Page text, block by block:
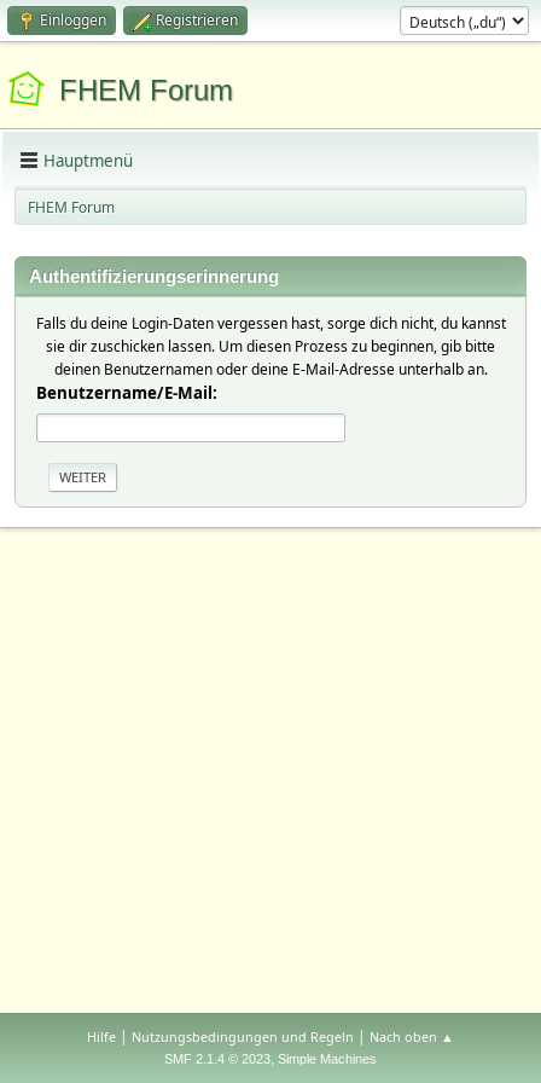
Einloggen Registrieren
FHEM Forum
Hauptmenü
FHEM Forum
Authentifizierungserinnerung
Falls du deine Login-Daten vergessen hast, sorge dich nicht, du kannst
sie dir zuschicken lassen. Um diesen Prozess zu beginnen, gib bitte
deinen Benutzernamen oder deine E-Mail-Adresse unterhalb an.
Benutzername/E-Mail:
Hilfe | Nutzungsbedingungen und Regeln | Nach oben ▲
SMF 2.1.4 © 2023, Simple Machines